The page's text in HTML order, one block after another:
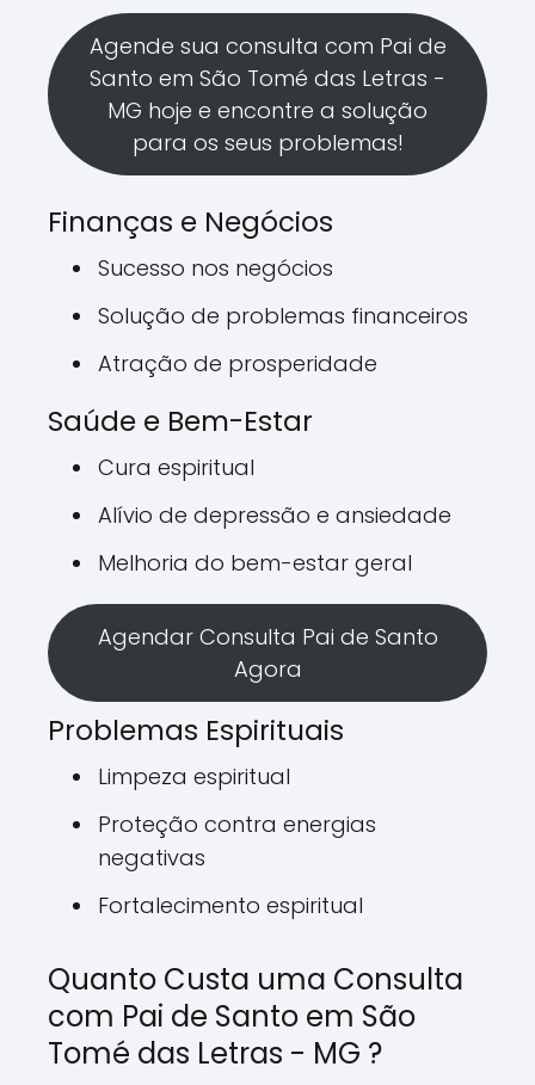
Agende sua consulta com Pai de
Santo em São Tomé das Letras -
MG hoje e encontre a solução
para os seus problemas!
Finanças e Negócios
Sucesso nos negócios
Solução de problemas financeiros
Atração de prosperidade
Saúde e Bem-Estar
Cura espiritual
Alívio de depressão e ansiedade
Melhoria do bem-estar geral
Agendar Consulta Pai de Santo
Agora
Problemas Espirituais
Limpeza espiritual
Proteção contra energias
negativas
Fortalecimento espiritual
Quanto Custa uma Consulta
com Pai de Santo em São
Tomé das Letras - MG ?